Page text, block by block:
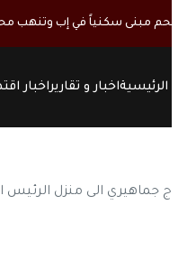
مبنى سكنياً في إب وتنهب
الرئيسيةاخبار و تقاريراخبار